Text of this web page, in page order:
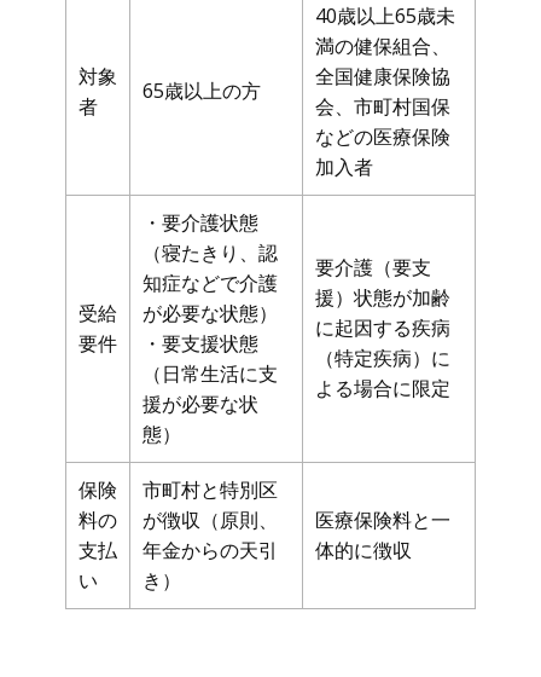
対象
者
65歳以上の方
40歳以上65歳未
満の健保組合、
全国健康保険協
会、市町村国保
などの医療保険
加入者
受給
要件
・要介護状態
（寝たきり、認
知症などで介護
が必要な状態）
・要支援状態
（日常生活に支
援が必要な状
態）
要介護（要支
援）状態が加齢
に起因する疾病
（特定疾病）に
よる場合に限定
保険
料の
支払
い
市町村と特別区
が徴収（原則、
年金からの天引
き）
医療保険料と一
体的に徴収